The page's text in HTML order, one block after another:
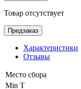
Товар отсутствует
Предзаказ
Характеристики
Отзывы
Место сбора
Min T